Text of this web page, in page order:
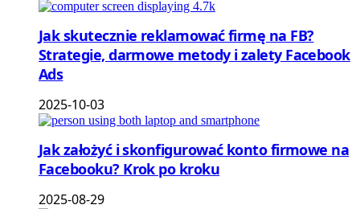
Jak skutecznie reklamować firmę na FB?
Strategie, darmowe metody i zalety Facebook
Ads
2025-10-03
Jak założyć i skonfigurować konto firmowe na
Facebooku? Krok po kroku
2025-08-29